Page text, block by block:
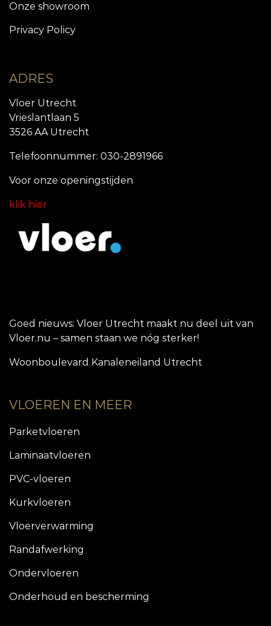
Onze showroom
Privacy Policy
ADRES
Vloer Utrecht
Vrieslantlaan 5
3526 AA Utrecht
Telefoonnummer: 030-2891966
Voor onze openingstijden
klik hier
Goed nieuws: Vloer Utrecht maakt nu deel uit van
Vloer.nu – samen staan we nóg sterker!
Woonboulevard Kanaleneiland Utrecht
VLOEREN EN MEER
Parketvloeren
Laminaatvloeren
PVC-vloeren
Kurkvloeren
Vloerverwarming
Randafwerking
Ondervloeren
Onderhoud en bescherming